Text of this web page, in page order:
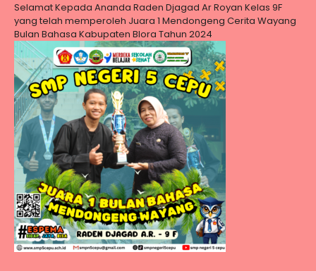
Selamat Kepada Ananda Raden Djagad Ar Royan Kelas 9F
yang telah memperoleh Juara 1 Mendongeng Cerita Wayang
Bulan Bahasa Kabupaten Blora Tahun 2024